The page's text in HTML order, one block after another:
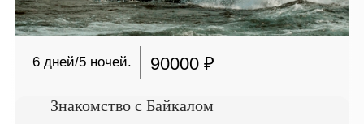
6 дней/5 ночей. 90000 ₽
Знакомство с Байкалом